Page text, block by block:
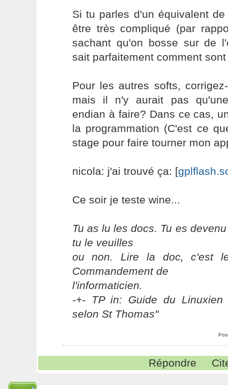
Si tu parles d'un équivalent
être très compliqué (par
sachant qu'on bosse sur de
sait parfaitement comment
Pour les autres softs,
mais il n'y aurait pas
endian à faire? Dans ce cas,
la programmation (C'est ce
stage pour faire tourner mon
nicola: j'ai trouvé ça: [
Ce soir je teste wine...
Tu as lu les docs. Tu es
tu le veuilles
ou non. Lire la doc, c'est
Commandement de
l'informaticien.
-+- TP in: Guide du Linuxien
selon St Thomas"
Répondre